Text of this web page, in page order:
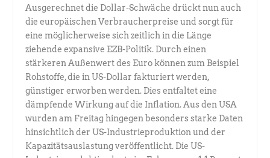
Ausgerechnet die Dollar-Schwäche drückt nun auch
die europäischen Verbraucherpreise und sorgt für
eine möglicherweise sich zeitlich in die Länge
ziehende expansive EZB-Politik. Durch einen
stärkeren Außenwert des Euro können zum Beispiel
Rohstoffe, die in US-Dollar fakturiert werden,
günstiger erworben werden. Dies entfaltet eine
dämpfende Wirkung auf die Inflation. Aus den USA
wurden am Freitag hingegen besonders starke Daten
hinsichtlich der US-Industrieproduktion und der
Kapazitätsauslastung veröffentlicht. Die US-